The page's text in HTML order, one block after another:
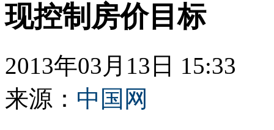
现控制房价目标
2013年03月13日 15:33
来源： 中国网